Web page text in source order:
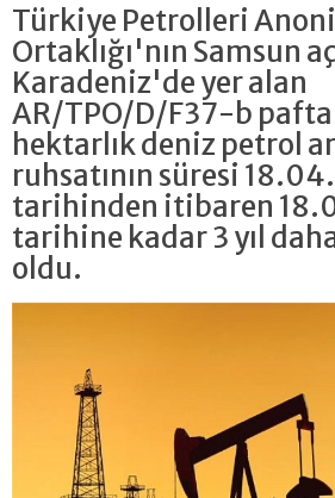
Türkiye Petrolleri
Ortaklığı'nın Samsun
Karadeniz'de yer alan
AR/TPO/D/F37-b
hektarlık deniz petrol
ruhsatının süresi
tarihinden itibaren
tarihine kadar 3 yıl
oldu.